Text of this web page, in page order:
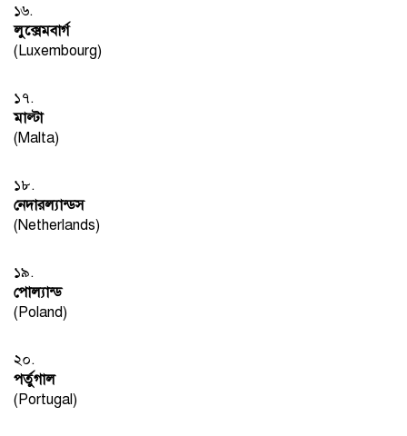
১৬.
লুক্সেমবার্গ
(Luxembourg)
১৭.
মাল্টা
(Malta)
১৮.
নেদারল্যান্ডস
(Netherlands)
১৯.
পোল্যান্ড
(Poland)
২০.
পর্তুগাল
(Portugal)